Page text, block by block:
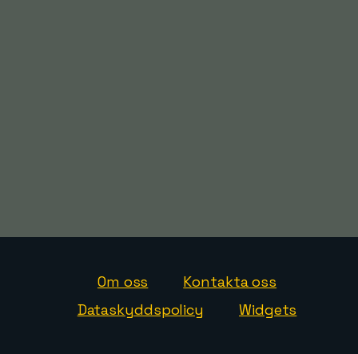
Om oss
Kontakta oss
Dataskyddspolicy
Widgets